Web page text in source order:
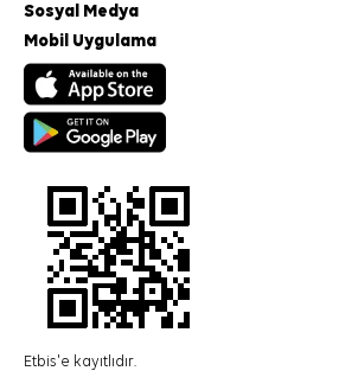
Sosyal Medya
Mobil Uygulama
Etbis'e kayıtlıdır.